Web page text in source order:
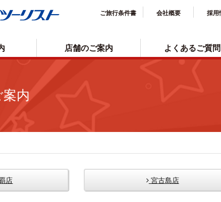
取消手数料について
プライバシーポリシー
店舗のご案内 よくあるご質問
ご旅行条件書 会社概要 採用
内
店 宮古島店